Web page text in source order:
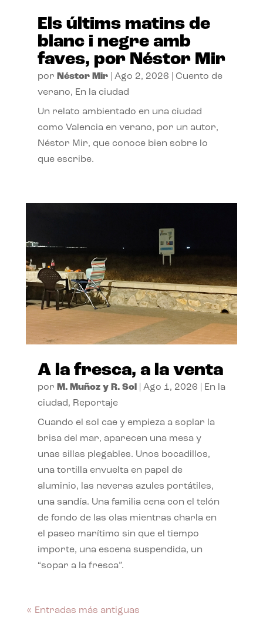
Els últims matins de
blanc i negre amb
faves, por Néstor Mir
por Néstor Mir| Ago 2, 2026
Cuento de
verano, En la ciudad
Un relato ambientado en una ciudad
como Valencia en verano, por un autor,
Néstor Mir, que conoce bien sobre lo
que escribe.
A la fresca, a la venta
por M. Muñoz y R. Sol Ago 1, 2026
En la
ciudad, Reportaje
Cuando el sol cae y empieza a soplar la
brisa del mar, aparecen una mesa y
unas sillas plegables. Unos bocadillos,
una tortilla envuelta en papel de
aluminio, las neveras azules portátiles,
una sandía. Una familia cena con el telón
de fondo de las olas mientras charla en
el paseo marítimo sin que el tiempo
importe, una escena suspendida, un
“sopar a la fresca”.
« Entradas más antiguas